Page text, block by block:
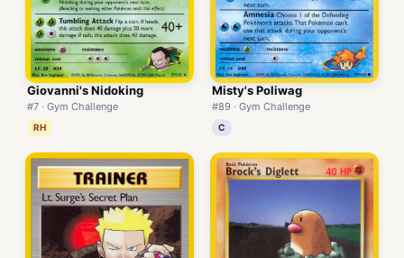
Giovanni's Nidoking
#7 · Gym Challenge
RH
Misty's Poliwag
#89 · Gym Challenge
C